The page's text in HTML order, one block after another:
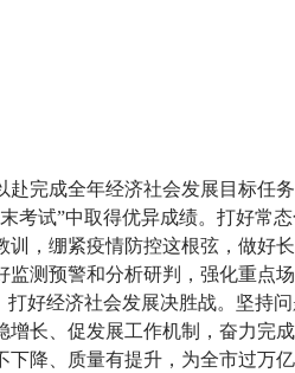
赴完成全年经济社会发展目标任
考试”中取得优异成绩。打好常
训，绷紧疫情防控这根弦，做好
监测预警和分析研判，强化重点
打好经济社会发展决胜战。坚持
增长、促发展工作机制，奋力完
下降、质量有提升，为全市过万